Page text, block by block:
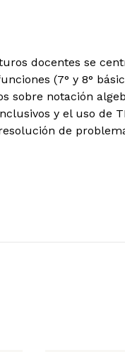
docentes se
(7° y 8°
sobre notación
y el uso de
de